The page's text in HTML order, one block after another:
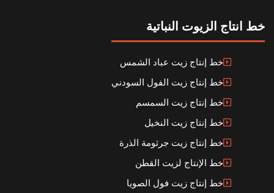
خط انتاج الزيوت النباتية
خط إنتاج زيت عباد الشمس
خط إنتاج زيت الفول السودني
خط إنتاج زيت السمسم
خط إنتاج زيت النخيل
خط إنتاج زيت جرثومة الذرة
خط الإنتاج لزيت القطن
خط إنتاج زيت فول الصويا